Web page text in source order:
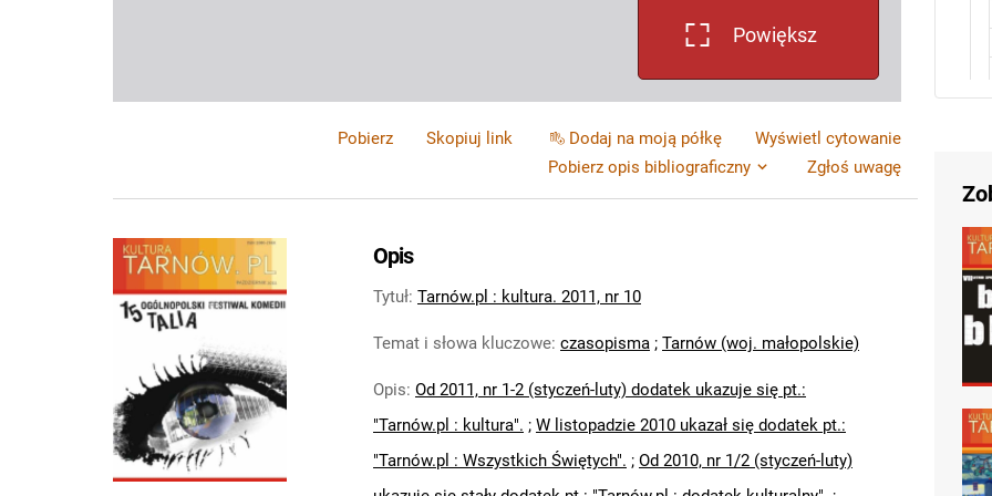
Powiększ
Pobierz Skopiuj link Dodaj na moją półkę
Wyświetl cytowanie
Pobierz opis bibliograficzny
Zgłoś uwagę
Opis
Tytuł: Tarnów.pl : kultura. 2011, nr 10
Temat i słowa kluczowe: czasopisma ; Tarnów (woj. małopolskie)
Opis: Od 2011, nr 1-2 (styczeń-luty) dodatek ukazuje się pt.:
"Tarnów.pl : kultura". ; W listopadzie 2010 ukazał się dodatek pt.:
"Tarnów.pl : Wszystkich Świętych". ; Od 2010, nr 1/2 (styczeń-luty)